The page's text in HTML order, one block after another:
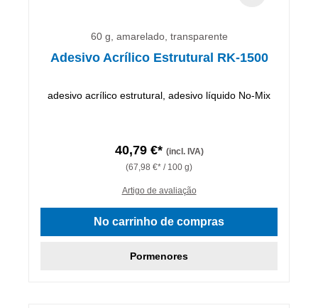
60 g, amarelado, transparente
Adesivo Acrílico Estrutural RK-1500
adesivo acrílico estrutural, adesivo líquido No-Mix
40,79 €* (incl. IVA)
(67,98 €* / 100 g)
Artigo de avaliação
No carrinho de compras
Pormenores